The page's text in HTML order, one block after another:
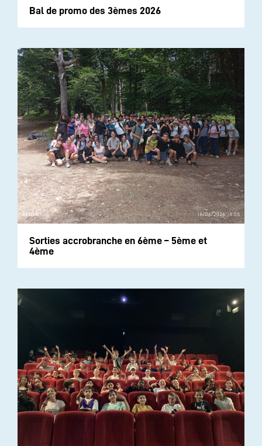
Bal de promo des 3èmes 2026
Sorties accrobranche en 6ème – 5ème et
4ème